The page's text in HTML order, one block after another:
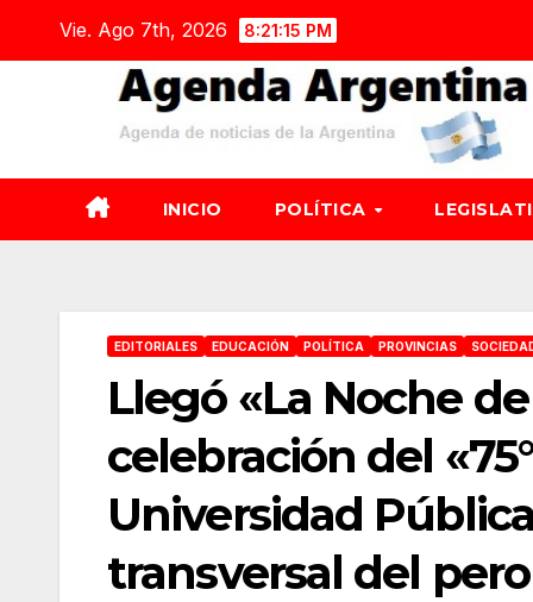
Vie. Ago 7th, 2026 8:21:16 PM
INICIO POLÍTICA
EDITORIALES EDUCACIÓN POLÍTICA PROVINCIAS
Llegó «La Noche
celebración del
Universidad
transversal del